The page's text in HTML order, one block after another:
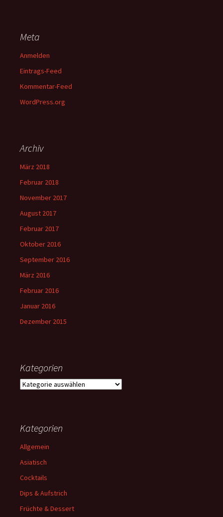
Meta
Anmelden
Eintrags-Feed
Kommentar-Feed
WordPress.org
Archiv
März 2018
Februar 2018
November 2017
August 2017
Februar 2017
Oktober 2016
September 2016
März 2016
Februar 2016
Januar 2016
Dezember 2015
Kategorien
Kategorien
Kategorien
Allgemein
Asiatisch
Cocktails
Dips & Aufstrich
Früchte & Dessert